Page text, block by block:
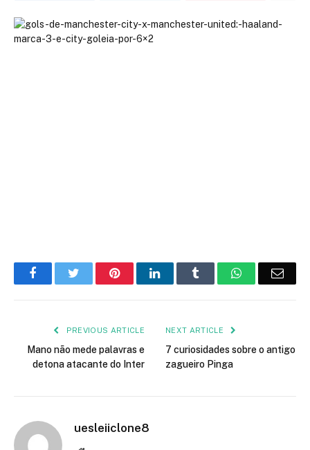
FacebookTwitter PinterestLinkedIn Tumblr WhatsApp
PREVIOUS ARTICLE
Mano não mede palavras e
detona atacante do Inter
NEXT ARTICLE
7 curiosidades sobre o antigo
zagueiro Pinga
uesleiiclone8